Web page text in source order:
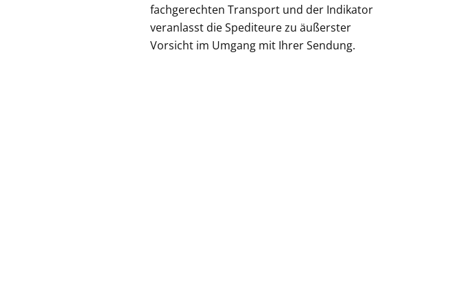
fachgerechten Transport und der Indikator
veranlasst die Spediteure zu äußerster
Vorsicht im Umgang mit Ihrer Sendung.